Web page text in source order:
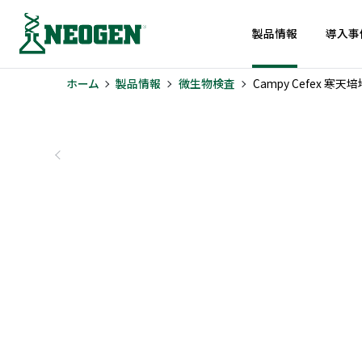
製品情報 導入
ホーム 製品情報 微生物検査 Campy Cefex 寒天培